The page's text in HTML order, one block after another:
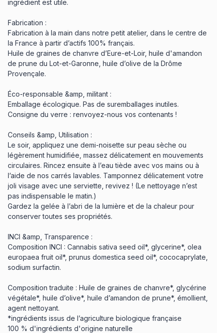
ingrédient est utile.
Fabrication :
Fabrication à la main dans notre petit atelier, dans le centre de
la France à partir d’actifs 100% français.
Huile de graines de chanvre d’Eure-et-Loir, huile d'amandon
de prune du Lot-et-Garonne, huile d’olive de la Drôme
Provençale.
Éco-responsable &amp, militant :
Emballage écologique. Pas de suremballages inutiles.
Consigne du verre : renvoyez-nous vos contenants !
Conseils &amp, Utilisation :
Le soir, appliquez une demi-noisette sur peau sèche ou
légèrement humidifiée, massez délicatement en mouvements
circulaires. Rincez ensuite à l’eau tiède avec vos mains ou à
l’aide de nos carrés lavables. Tamponnez délicatement votre
joli visage avec une serviette, revivez ! (Le nettoyage n’est
pas indispensable le matin.)
Gardez la gelée à l’abri de la lumière et de la chaleur pour
conserver toutes ses propriétés.
INCI &amp, Transparence :
Composition INCI : Cannabis sativa seed oil*, glycerine*, olea
europaea fruit oil*, prunus domestica seed oil*, cococaprylate,
sodium surfactin.
Composition traduite : Huile de graines de chanvre*, glycérine
végétale*, huile d’olive*, huile d’amandon de prune*, émollient,
agent nettoyant.
*ingrédients issus de l’agriculture biologique française
100 % d'ingrédients d'origine naturelle